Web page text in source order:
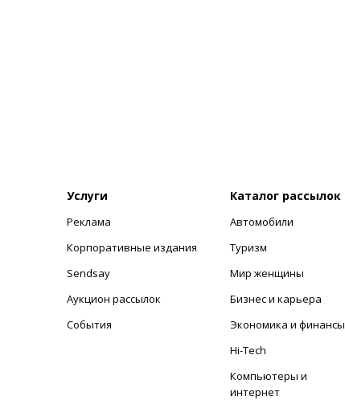
Услуги
Реклама
Корпоративные издания
Sendsay
Аукцион рассылок
События
Каталог рассылок
Автомобили
Туризм
Мир женщины
Бизнес и карьера
Экономика и финансы
Hi-Tech
Компьютеры и
интернет